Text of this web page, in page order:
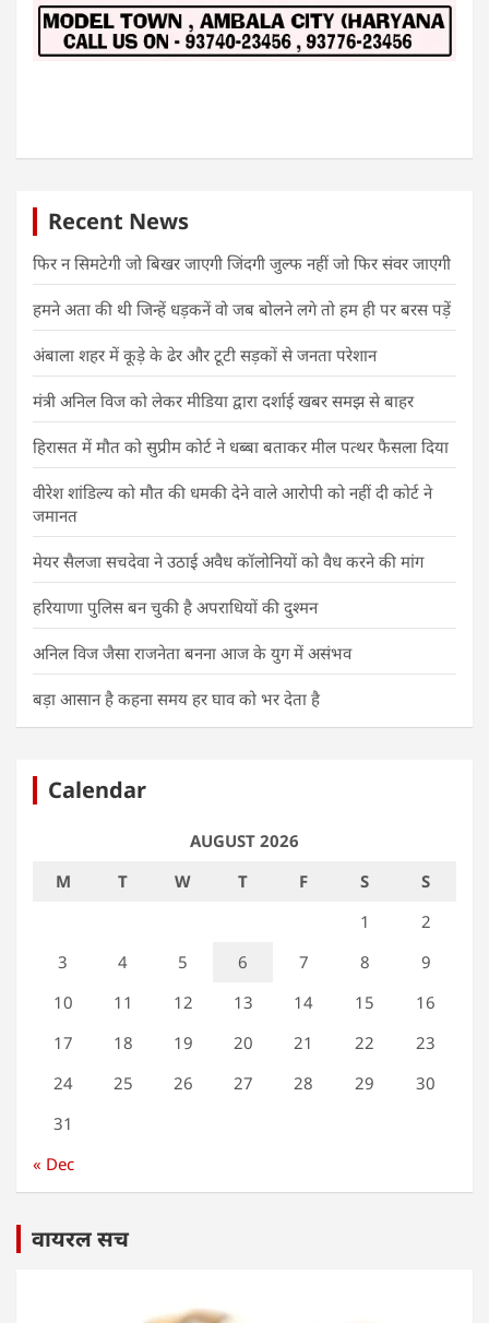
Recent News
फिर न सिमटेगी जो बिखर जाएगी जिंदगी जुल्फ नहीं जो फिर संवर जाएगी
हमने अता की थी जिन्हें धड़कनें वो जब बोलने लगे तो हम ही पर बरस पड़ें
अंबाला शहर में कूड़े के ढेर और टूटी सड़कों से जनता परेशान
मंत्री अनिल विज को लेकर मीडिया द्वारा दर्शाई खबर समझ से बाहर
हिरासत में मौत को सुप्रीम कोर्ट ने धब्बा बताकर मील पत्थर फैसला दिया
वीरेश शांडिल्य को मौत की धमकी देने वाले आरोपी को नहीं दी कोर्ट ने
जमानत
मेयर सैलजा सचदेवा ने उठाई अवैध कॉलोनियों को वैध करने की मांग
हरियाणा पुलिस बन चुकी है अपराधियों की दुश्मन
अनिल विज जैसा राजनेता बनना आज के युग में असंभव
बड़ा आसान है कहना समय हर घाव को भर देता है
Calendar
AUGUST 2026
M
T W T F S
S
1
2
3
4 5 6 7 8
9
10
11 12 13 14 15
16
17
18 19 20 21 22
23
24
25 26 27 28 29
30
31
« Dec
वायरल सच